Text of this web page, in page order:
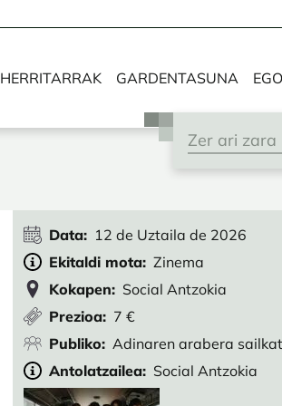
HERRITARRAK GARDENTASUNA
Data
12 de Uztaila de 2026
Ekitaldi mota Zinema
Kokapen
Social Antzokia
Prezioa
7 €
Publiko
Adinaren arabera
Antolatzailea
Social Antzokia